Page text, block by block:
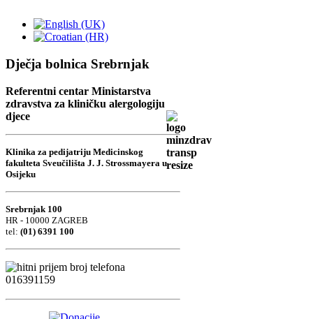
Dječja bolnica Srebrnjak
Referentni centar Ministarstva
zdravstva za kliničku alergologiju
djece
Klinika za pedijatriju Medicinskog
fakulteta Sveučilišta J. J. Strossmayera u
Osijeku
Srebrnjak 100
HR - 10000 ZAGREB
tel: (01) 6391 100